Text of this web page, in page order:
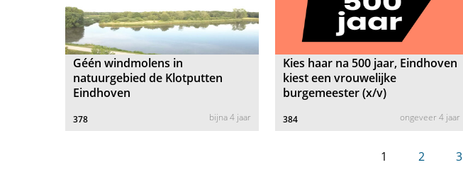
Géén windmolens in
natuurgebied de Klotputten
Eindhoven
378 bijna 4 jaar
Kies haar na 500 jaar, Eindhoven
kiest een vrouwelijke
burgemeester (x/v)
384 ongeveer 4 jaar
1 2 3